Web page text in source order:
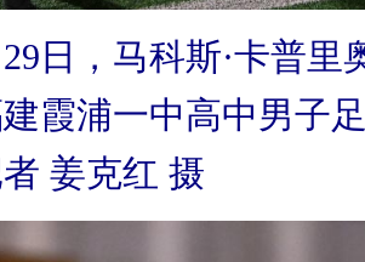
日，马科斯·卡普里
霞浦一中高中男子
姜克红 摄